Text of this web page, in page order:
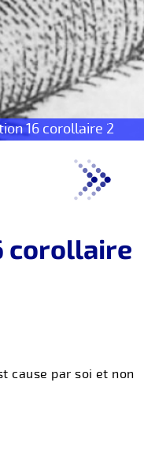
16 corollaire 2
corollaire
cause par soi et non